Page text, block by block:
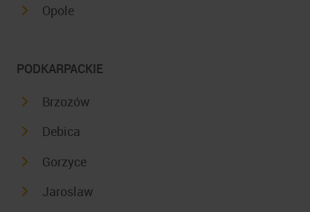
Opole
PODKARPACKIE
Brzozów
Debica
Gorzyce
Jaroslaw